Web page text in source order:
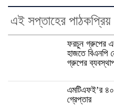
এই সপ্তাহের পাঠকপ্রিয়
ফরচুন গ্রুপের
হাজতে বিএনপি
গ্রুপের
এমটিএফই’র
গ্রেপ্তার